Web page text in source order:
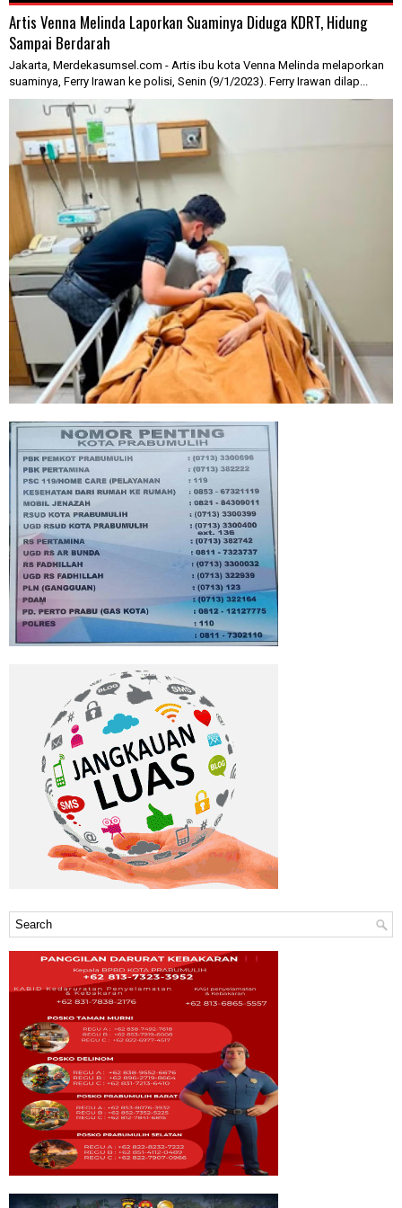
Artis Venna Melinda Laporkan Suaminya Diduga KDRT, Hidung
Sampai Berdarah
Jakarta, Merdekasumsel.com - Artis ibu kota Venna Melinda melaporkan
suaminya, Ferry Irawan ke polisi, Senin (9/1/2023). Ferry Irawan dilap...